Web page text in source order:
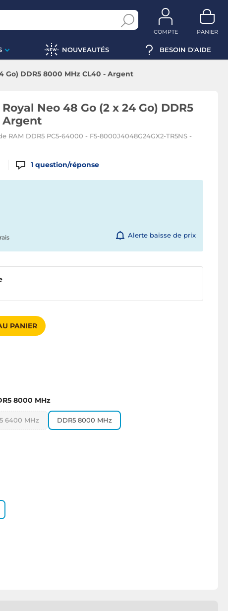
COMPTE PANIER
NOUVEAUTÉS BESOIN D'AIDE
Go) DDR5 8000 MHz CL40 - Argent
Neo 48 Go (2 x 24 Go) DDR5
Argent
RAM DDR5 PC5-64000 - F5-8000J4048G24GX2-TR5NS -
1 question/réponse
Alerte baisse de prix
PANIER
8000 MHz
6400 MHz DDR5 8000 MHz